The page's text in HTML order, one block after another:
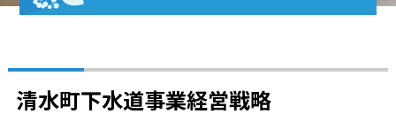
清水町下水道事業経営戦略